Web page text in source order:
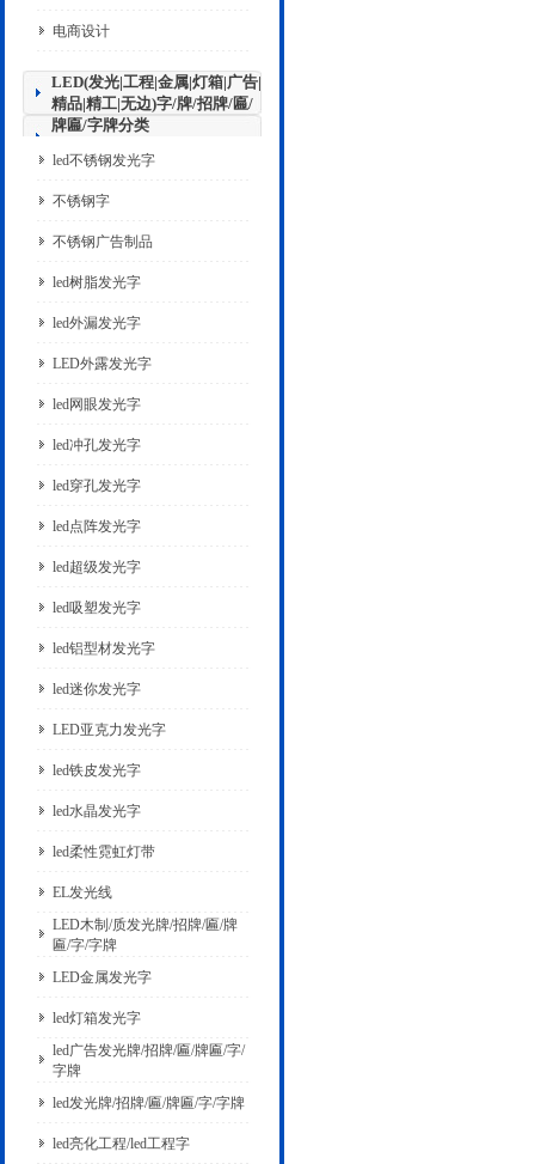
电商设计
LED(发光|工程|金属|灯箱|广告|
精品|精工|无边)字/牌/招牌/匾/
牌匾/字牌分类
led不锈钢发光字
不锈钢字
不锈钢广告制品
led树脂发光字
led外漏发光字
LED外露发光字
led网眼发光字
led冲孔发光字
led穿孔发光字
led点阵发光字
led超级发光字
led吸塑发光字
led铝型材发光字
led迷你发光字
LED亚克力发光字
led铁皮发光字
led水晶发光字
led柔性霓虹灯带
EL发光线
LED木制/质发光牌/招牌/匾/牌
匾/字/字牌
LED金属发光字
led灯箱发光字
led广告发光牌/招牌/匾/牌匾/字/
字牌
led发光牌/招牌/匾/牌匾/字/字牌
led亮化工程/led工程字